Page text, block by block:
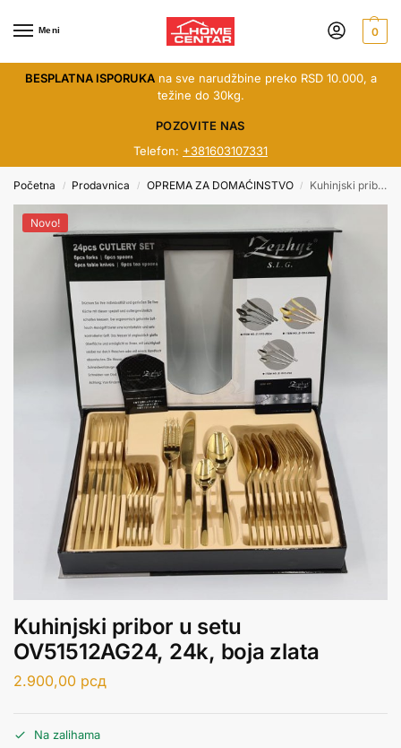
Meni 0
BESPLATNA ISPORUKAna sve narudžbine preko RSD 10.000, a
težine do 30kg.
POZOVITE NAS
Telefon: +381603107331
Početna / Prodavnica / OPREMA ZA DOMAĆINSTVO / Kuhinjski pribor u setu OV51512AG24, 24k, boja zlata
Novo!
Kuhinjski pribor u setu
OV51512AG24, 24k, boja zlata
2.900,00 рсд
Na zalihama